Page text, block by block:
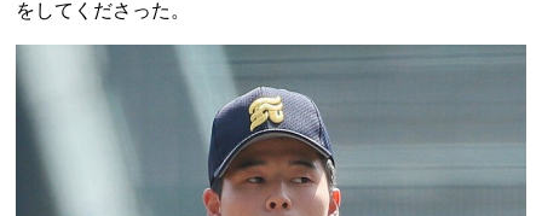
をしてくださった。